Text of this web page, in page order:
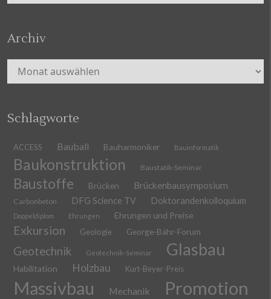
Archiv
Archiv
Schlagworte
ACCESS Bauball Bauharmoniker Bauinformatik
Baukonstruktion Baustatik-Seminar
Baustoffe Brücken Brückenbausymposium
Carbonbeton DFG Science TV Doktorandenkolloquium
Doppeldiplom Ehrungen Ehrungen und Preise
Exkursion Geologie George-Bähr-Forum
Geotechnik Geotechnik-Seminar Glasbau
Habilitation Holzbau Kurt-Beyer-Preis
Massivbau Mechanik Promotion